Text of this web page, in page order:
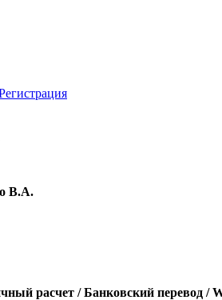
В.А.
расчет / Банковский перевод /